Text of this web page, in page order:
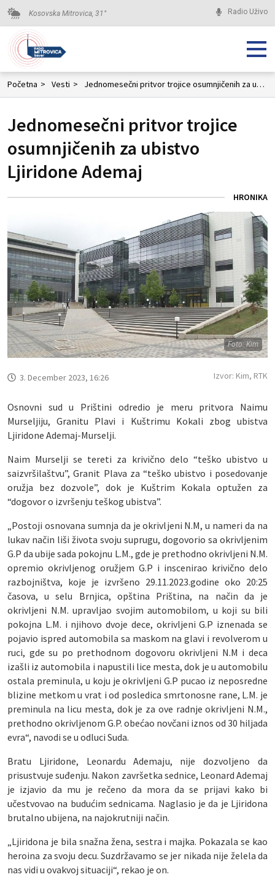
Kosovska Mitrovica, 31 ° Radio Uživo
Početna > Vesti > Jednomesečni pritvor trojice osumnjičenih za ubistvo Ljiridone Ademaj
Jednomesečni pritvor trojice
osumnjičenih za ubistvo
Ljiridone Ademaj
HRONIKA
Foto: Kim
3. December 2023, 16:26 Izvor: Kim, RTK
Osnovni sud u Prištini odredio je meru pritvora Naimu
Murseljiju, Granitu Plavi i Kuštrimu Kokali zbog ubistva
Ljiridone Ademaj-Murselji.
Naim Murselji se tereti za krivično delo “teško ubistvo u
saizvršilaštvu”, Granit Plava za “teško ubistvo i posedovanje
oružja bez dozvole”, dok je Kuštrim Kokala optužen za
“dogovor o izvršenju teškog ubistva”.
„Postoji osnovana sumnja da je okrivljeni N.M, u nameri da na
lukav način liši života svoju suprugu, dogovorio sa okrivljenim
G.P da ubije sada pokojnu L.M., gde je prethodno okrivljeni N.M.
opremio okrivljenog oružjem G.P i inscenirao krivično delo
razbojništva, koje je izvršeno 29.11.2023.godine oko 20:25
časova, u selu Brnjica, opština Priština, na način da je
okrivljeni N.M. upravljao svojim automobilom, u koji su bili
pokojna L.M. i njihovo dvoje dece, okrivljeni G.P iznenada se
pojavio ispred automobila sa maskom na glavi i revolverom u
ruci, gde su po prethodnom dogovoru okrivljeni N.M i deca
izašli iz automobila i napustili lice mesta, dok je u automobilu
ostala preminula, u koju je okrivljeni G.P pucao iz neposredne
blizine metkom u vrat i od posledica smrtonosne rane, L.M. je
preminula na licu mesta, dok je za ove radnje okrivljeni N.M.,
prethodno okrivljenom G.P. obećao novčani iznos od 30 hiljada
evra“, navodi se u odluci Suda.
Bratu Ljiridone, Leonardu Ademaju, nije dozvoljeno da
prisustvuje suđenju. Nakon završetka sednice, Leonard Ademaj
je izjavio da mu je rečeno da mora da se prijavi kako bi
učestvovao na budućim sednicama. Naglasio je da je Ljiridona
brutalno ubijena, na najokrutniji način.
„Ljiridona je bila snažna žena, sestra i majka. Pokazala se kao
heroina za svoju decu. Suzdržavamo se jer nikada nije želela da
nas vidi u ovakvoj situaciji“, rekao je on.